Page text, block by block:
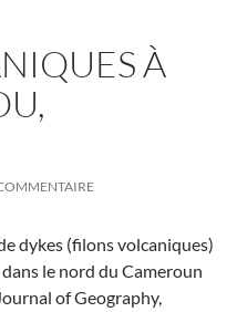
À
dykes (filons volcaniques)
le nord du Cameroun
of Geography,